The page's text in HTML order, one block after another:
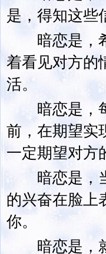
是，得知这些
暗恋是，希
着看见对方的
活。
暗恋是，每
前，在期望实
一定期望对方
暗恋是，当
的兴奋在脸上
你。
暗恋是，就